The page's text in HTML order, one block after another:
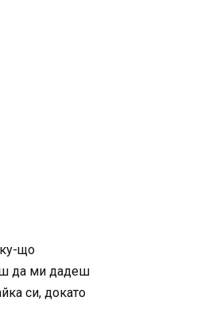
що
да ми дадеш
си, докато